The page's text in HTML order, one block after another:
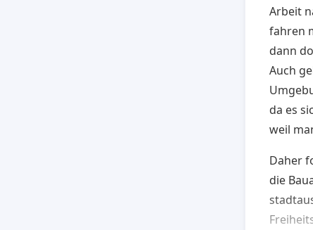
Arbeit
fahren
dann
Auch
da es
weil
Daher
die